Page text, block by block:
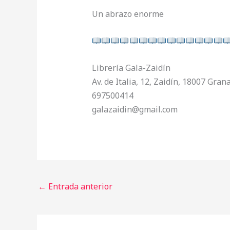
Un abrazo enorme
Librería Gala-Zaidín
Av. de Italia, 12, Zaidín, 18007
697500414
galazaidin@gmail.com
← Entrada anterior